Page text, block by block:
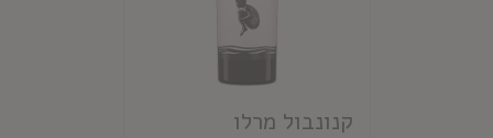
קנונבול מרלו